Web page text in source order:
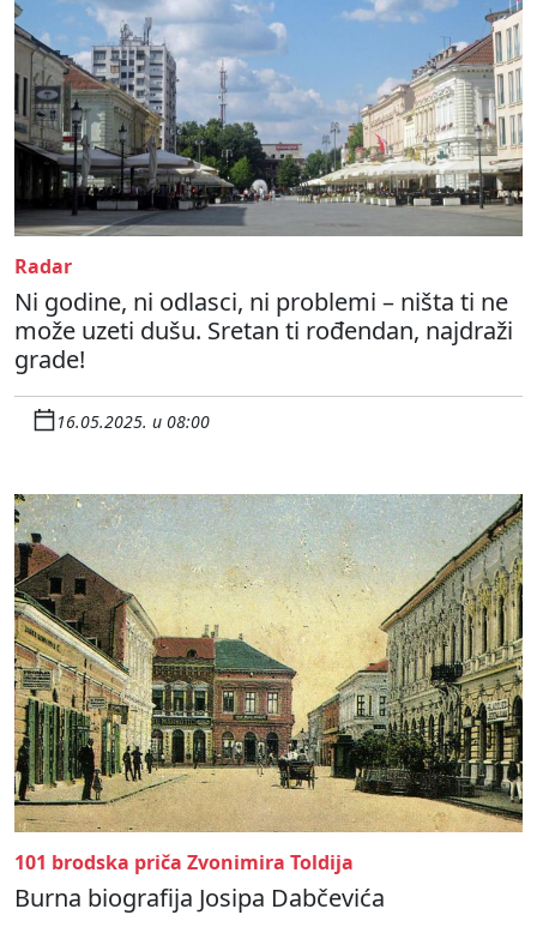
Radar
Ni godine, ni odlasci, ni problemi – ništa ti ne
može uzeti dušu. Sretan ti rođendan, najdraži
grade!
16.05.2025. u 08:00
101 brodska priča Zvonimira Toldija
Burna biografija Josipa Dabčevića